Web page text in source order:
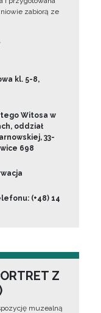
zabiorą ze
kl. 5-8,
Witosa w
oddział
33-
698
(+48) 14
Z
muzealną